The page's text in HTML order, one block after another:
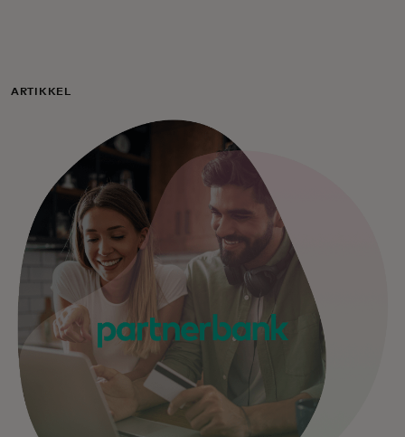
For bedrifter
For verden
For innovatører
Nyheter og trender
ARTIKKEL